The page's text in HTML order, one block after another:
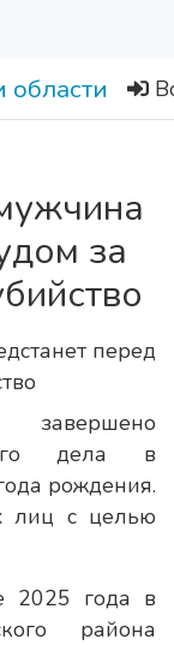
за
дела в
рождения.
лиц с целью
2025 года в
района